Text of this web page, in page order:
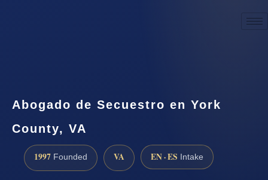
Abogado de Secuestro en York
County, VA
1997 Founded VA EN · ES Intake